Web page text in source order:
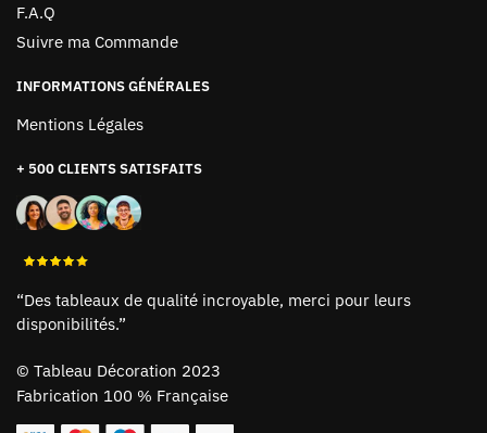
F.A.Q
Suivre ma Commande
INFORMATIONS GÉNÉRALES
Mentions Légales
+ 500 CLIENTS SATISFAITS
“Des tableaux de qualité incroyable, merci pour leurs
disponibilités.”
© Tableau Décoration 2023
Fabrication 100 % Française